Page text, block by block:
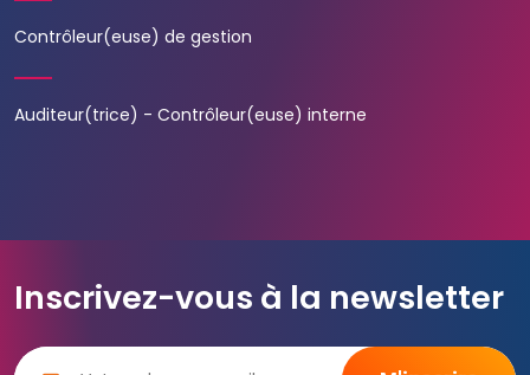
Contrôleur(euse) de gestion
Auditeur(trice) - Contrôleur(euse) interne
Inscrivez-vous à la newsletter